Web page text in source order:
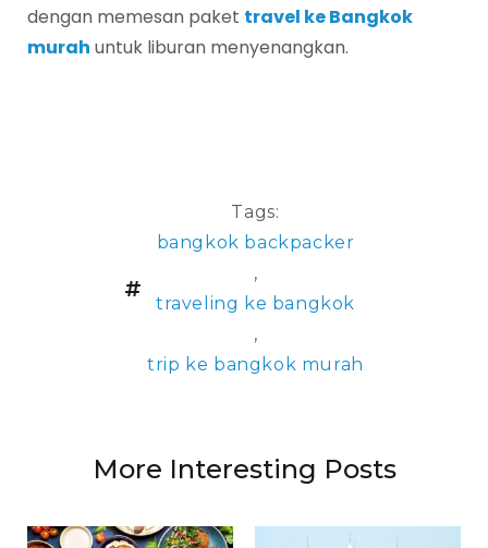
dengan memesan paket travel ke Bangkok
murah untuk liburan menyenangkan.
Tags:
bangkok backpacker
,
traveling ke bangkok
,
trip ke bangkok murah
More Interesting Posts